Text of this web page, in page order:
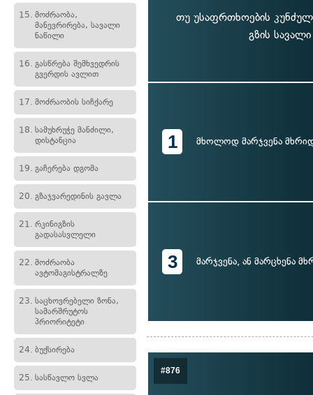
15. მოძრაობა,
მანევრირება, სავალი
ნაწილი
16. გასწრება შემხვედრის
გვერდის ავლით
17. მოძრაობის სიჩქარე
18. სამუხრუჭე მანძილი,
დისტანცია
19. გაჩერება დგომა
20. გზაჯვარედინის გავლა
21. რკინიგზის
გადასასვლელი
22. მოძრაობა
ავტომაგისტრალზე
23. საცხოვრებელი ზონა,
სამარშრუტოს
პრიორიტეტი
24. ბუქსირება
25. სასწავლო სვლა
თუ უსაფრთხოების
გზის
1 მხოლოდ მარჯვენა
3 მარჯვენა, ან მარცხენა
#876